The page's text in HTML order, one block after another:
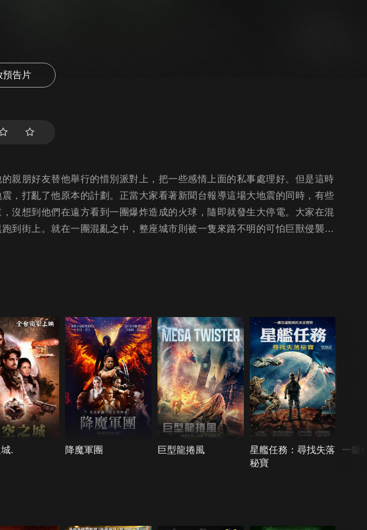
預告片
親朋好友替他舉行的惜別派對上，把一些感情上面的私事處理好。但是這時
，打亂了他原本的計劃。正當大家看著新聞台報導這場大地震的同時，有些
沒想到他們在遠方看到一團爆炸造成的火球，隨即就發生大停電。大家在混
到街上。就在一團混亂之中，整座城市則被一隻來路不明的可怕巨獸侵襲…
. 降魔軍團 巨型龍捲風
星艦任務：尋找失落
秘寶
一級